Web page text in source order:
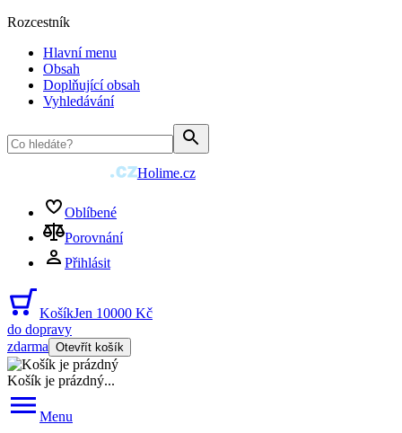
Rozcestník
Hlavní menu
Obsah
Doplňující obsah
Vyhledávání
Holime.cz
Oblíbené
Porovnání
Přihlásit
KošíkJen 10000 Kč
do dopravy
zdarma Otevřít košík
Košík je prázdný...
Menu